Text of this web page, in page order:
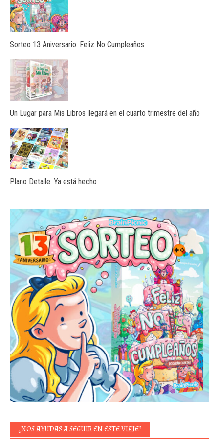
Sorteo 13 Aniversario: Feliz No Cumpleaños
Un Lugar para Mis Libros llegará en el cuarto trimestre del año
Plano Detalle: Ya está hecho
¿NOS AYUDAS A SEGUIR EN ESTE VIAJE?